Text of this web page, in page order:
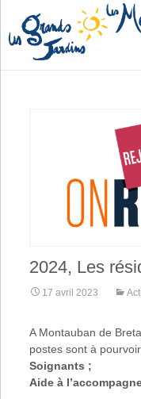
2024, Les
17 avril 2023
A Montauban de
postes sont à
Soignants ;
Aide à